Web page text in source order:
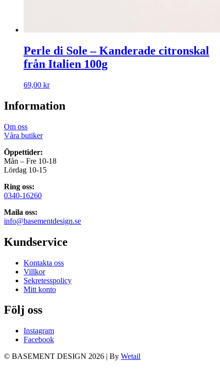
Perle di Sole – Kanderade citronskal
från Italien 100g
69,00 kr
Information
Om oss
Våra butiker
Öppettider:
Mån – Fre 10-18
Lördag 10-15
Ring oss:
0340-16260
Maila oss:
info@basementdesign.se
Kundservice
Kontakta oss
Villkor
Sekretesspolicy
Mitt konto
Följ oss
Instagram
Facebook
© BASEMENT DESIGN 2026 | By Wetail